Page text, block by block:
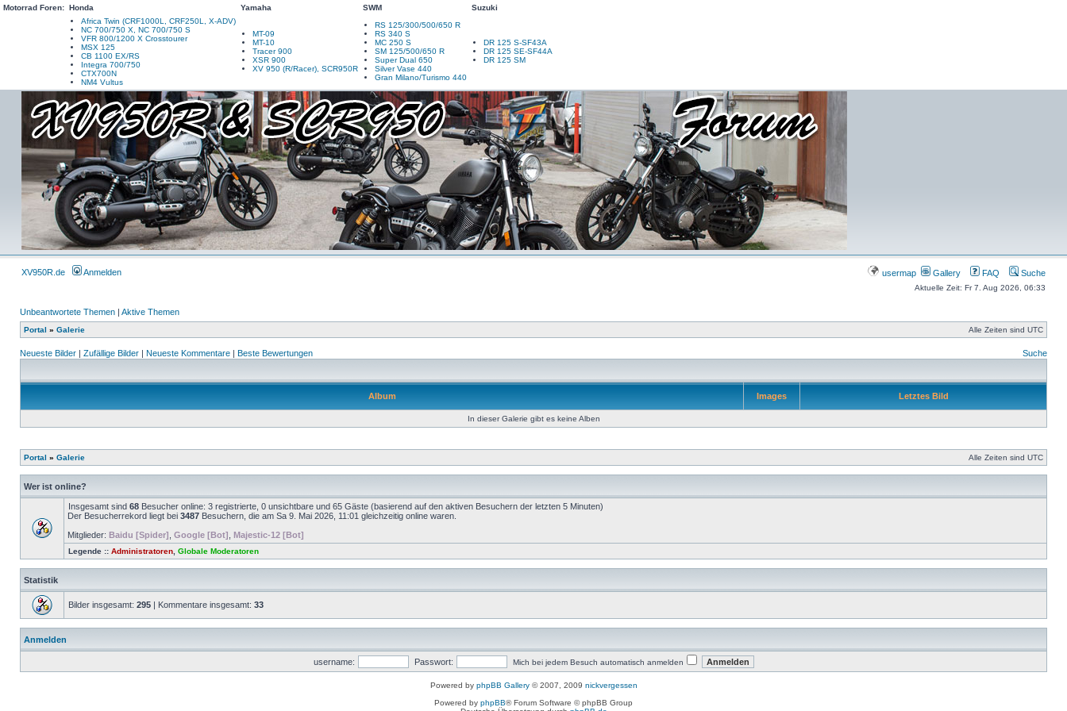
Motorrad Foren: Honda Yamaha SWM
Suzuki
Africa Twin (CRF1000L, CRF250L, X-ADV)
NC 700/750 X, NC 700/750 S
VFR 800/1200 X Crosstourer
MSX 125
CB 1100 EX/RS
Integra 700/750
CTX700N
NM4 Vultus
MT-09
MT-10
Tracer 900
XSR 900
XV 950 (R/Racer), SCR950R
RS 125/300/500/650 R
RS 340 S
MC 250 S
SM 125/500/650 R
Super Dual 650
Silver Vase 440
Gran Milano/Turismo 440
DR 125 S-SF43A
DR 125 SE-SF44A
DR 125 SM
XV950R.de Anmelden usermap Gallery FAQ Suche
Aktuelle Zeit: Fr 7. Aug 2026, 06:33
Unbeantwortete Themen | Aktive Themen
Portal » Galerie Alle Zeiten sind UTC
Neueste Bilder | Zufällige Bilder | Neueste Kommentare | Beste Bewertungen Suche
Album Images Letztes Bild
In dieser Galerie gibt es keine Alben
Portal » Galerie Alle Zeiten sind UTC
Wer ist online?
Insgesamt sind 68 Besucher online: 3 registrierte, 0 unsichtbare und 65 Gäste (basierend auf den aktiven Besuchern der letzten 5 Minuten)
Der Besucherrekord liegt bei 3487 Besuchern, die am Sa 9. Mai 2026, 11:01 gleichzeitig online waren.
Mitglieder: Baidu [Spider] Google [Bot] Majestic-12 [Bot]
Legende :: Administratoren Globale Moderatoren
Statistik
Bilder insgesamt: 295 | Kommentare insgesamt: 33
Anmelden
username: Passwort: Mich bei jedem Besuch automatisch anmelden
Powered by phpBB Gallery© 2007, 2009 nickvergessen
Powered by phpBB® Forum Software © phpBB Group